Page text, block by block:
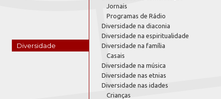
Diversidade
Jornais
Programas de Rádio
Diversidade na diaconia
Diversidade na espiritualidade
Diversidade na família
Casais
Diversidade na música
Diversidade nas etnias
Diversidade nas idades
Crianças